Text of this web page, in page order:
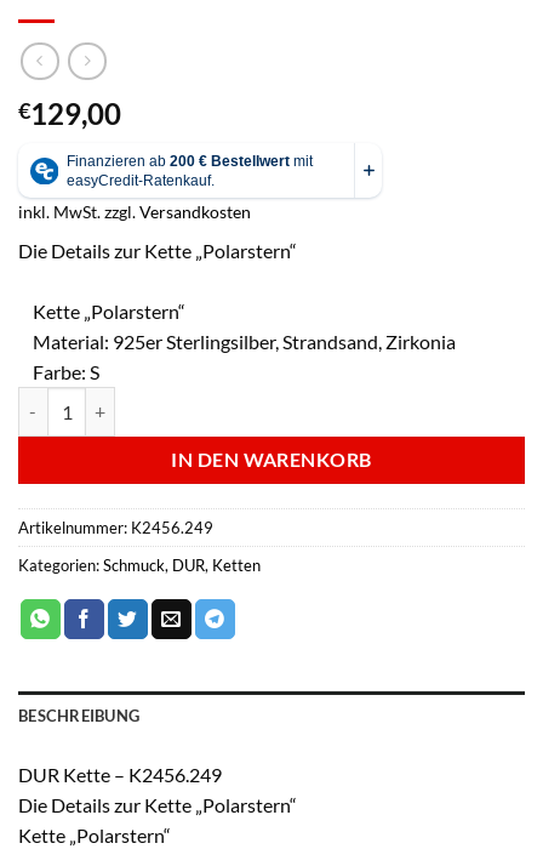
€129,00
inkl. MwSt.zzgl.Versandkosten
Die Details zur Kette „Polarstern“
Kette „Polarstern“
Material: 925er Sterlingsilber, Strandsand, Zirkonia
Farbe: S
IN DEN WARENKORB
Artikelnummer: K2456.249
Kategorien:Schmuck, DUR, Ketten
BESCHREIBUNG
DUR Kette – K2456.249
Die Details zur Kette „Polarstern“
Kette „Polarstern“